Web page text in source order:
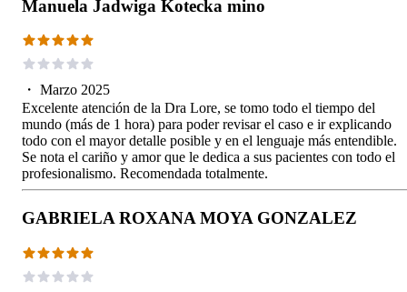
Manuela Jadwiga Kotecka mino
・ Marzo 2025
Excelente atención de la Dra Lore, se tomo todo el tiempo del
mundo (más de 1 hora) para poder revisar el caso e ir explicando
todo con el mayor detalle posible y en el lenguaje más entendible.
Se nota el cariño y amor que le dedica a sus pacientes con todo el
profesionalismo. Recomendada totalmente.
GABRIELA ROXANA MOYA GONZALEZ